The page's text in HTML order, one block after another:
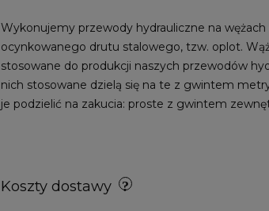
Wykonujemy przewody hydrauliczne na
ocynkowanego drutu stalowego, tzw. oplot.
stosowane do produkcji naszych przewodów
nich stosowane dzielą się na te z gwintem
je podzielić na zakucia: proste z gwintem
Koszty dostawy